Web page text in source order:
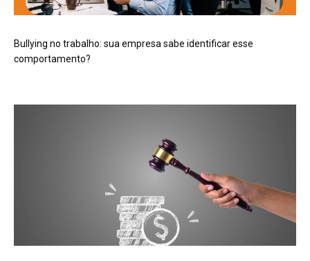
Bullying no trabalho: sua empresa sabe identificar esse
comportamento?